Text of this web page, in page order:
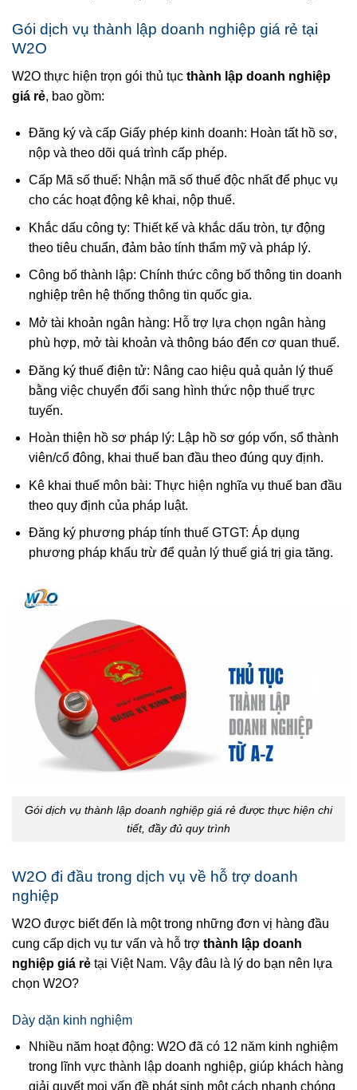
Gói dịch vụ thành lập doanh nghiệp giá rẻ tại
W2O
W2O thực hiện trọn gói thủ tục thành lập doanh nghiệp
giá rẻ, bao gồm:
Đăng ký và cấp Giấy phép kinh doanh: Hoàn tất hồ sơ,
nộp và theo dõi quá trình cấp phép.
Cấp Mã số thuế: Nhận mã số thuế độc nhất để phục vụ
cho các hoạt động kê khai, nộp thuế.
Khắc dấu công ty: Thiết kế và khắc dấu tròn, tự động
theo tiêu chuẩn, đảm bảo tính thẩm mỹ và pháp lý.
Công bố thành lập: Chính thức công bố thông tin doanh
nghiệp trên hệ thống thông tin quốc gia.
Mở tài khoản ngân hàng: Hỗ trợ lựa chọn ngân hàng
phù hợp, mở tài khoản và thông báo đến cơ quan thuế.
Đăng ký thuế điện tử: Nâng cao hiệu quả quản lý thuế
bằng việc chuyển đổi sang hình thức nộp thuế trực
tuyến.
Hoàn thiện hồ sơ pháp lý: Lập hồ sơ góp vốn, sổ thành
viên/cổ đông, khai thuế ban đầu theo đúng quy định.
Kê khai thuế môn bài: Thực hiện nghĩa vụ thuế ban đầu
theo quy định của pháp luật.
Đăng ký phương pháp tính thuế GTGT: Áp dụng
phương pháp khấu trừ để quản lý thuế giá trị gia tăng.
Gói dịch vụ thành lập doanh nghiệp giá rẻ được thực hiện chi
tiết, đầy đủ quy trình
W2O đi đầu trong dịch vụ về hỗ trợ doanh
nghiệp
W2O được biết đến là một trong những đơn vị hàng đầu
cung cấp dịch vụ tư vấn và hỗ trợ thành lập doanh
nghiệp giá rẻ tại Việt Nam. Vậy đâu là lý do bạn nên lựa
chọn W2O?
Dày dặn kinh nghiệm
Nhiều năm hoạt động: W2O đã có 12 năm kinh nghiệm
trong lĩnh vực thành lập doanh nghiệp, giúp khách hàng
giải quyết mọi vấn đề phát sinh một cách nhanh chóng